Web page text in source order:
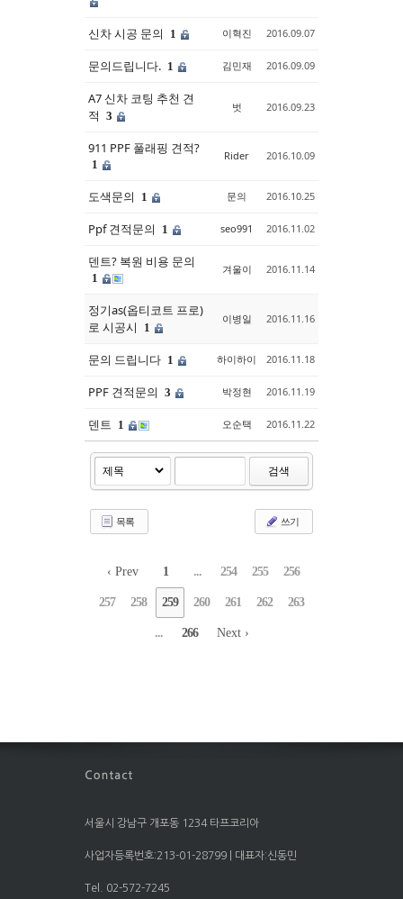
신차 시공 문의 1 이혁진 2016.09.07
문의드립니다. 1 김민재 2016.09.09
A7 신차 코팅 추천 견
적 3
벗 2016.09.23
911 PPF 풀래핑 견적?
1
Rider 2016.10.09
도색문의 1 문의 2016.10.25
Ppf 견적문의 1 seo991 2016.11.02
덴트? 복원 비용 문의
1
겨울이 2016.11.14
정기as(옵티코트 프로)
로 시공시
1
이병일 2016.11.16
문의 드립니다 1 하이하이 2016.11.18
PPF 견적문의 3 박정현 2016.11.19
덴트 1 오순택 2016.11.22
검색
목록 쓰기
‹ Prev 1 ... 254 255 256
257 258 259 260 261 262 263
... 266 Next ›
서울시 강남구 개포동 1234 타프코리아
사업자등록번호:213-01-28799 | 대표자:신동민
Tel. 02-572-7245